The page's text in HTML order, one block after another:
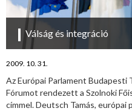
Válság és integráció
2009. 10. 31.
Az Európai Parlament Budapesti
Fórumot rendezett a Szolnoki
címmel. Deutsch Tamás, európai